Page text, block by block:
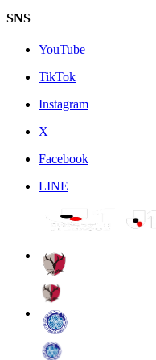
SNS
YouTube
TikTok
Instagram
X
Facebook
LINE